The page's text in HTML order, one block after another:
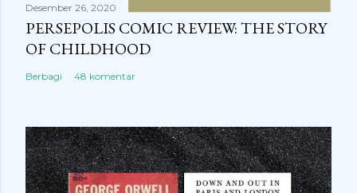
Desember 26, 2020
PERSEPOLIS COMIC REVIEW: THE STORY
OF CHILDHOOD
Berbagi 48 komentar